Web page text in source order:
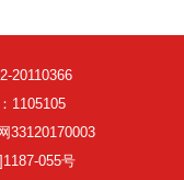
20110366
1105105
33120170003
055号